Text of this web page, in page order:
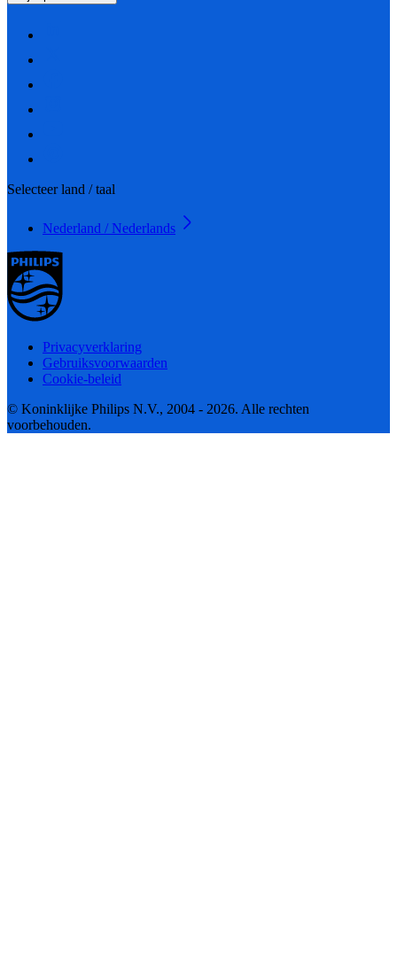
Selecteer land / taal
Nederland / Nederlands
Privacyverklaring
Gebruiksvoorwaarden
Cookie-beleid
© Koninklijke Philips N.V., 2004 - 2026. Alle rechten
voorbehouden.